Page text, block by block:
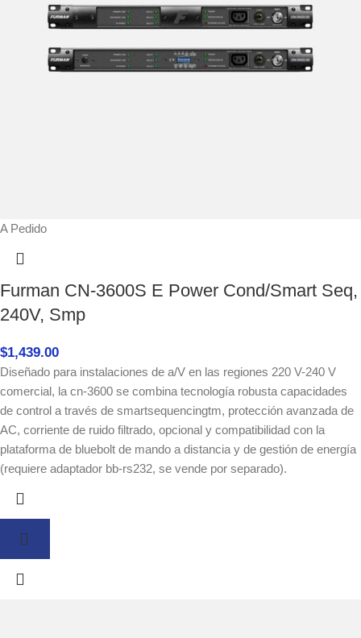
A Pedido
Furman CN-3600S E Power Cond/Smart Seq,
240V, Smp
$1,439.00
Diseñado para instalaciones de a/V en las regiones 220 V-240 V
comercial, la cn-3600 se combina tecnología robusta capacidades
de control a través de smartsequencingtm, protección avanzada de
AC, corriente de ruido filtrado, opcional y compatibilidad con la
plataforma de bluebolt de mando a distancia y de gestión de energía
(requiere adaptador bb-rs232, se vende por separado).